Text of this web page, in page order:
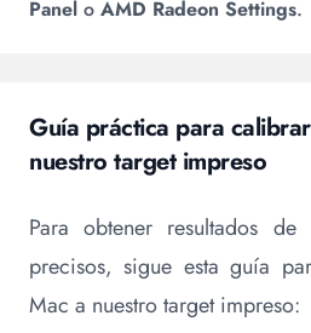
Panel o AMD Radeon Settings.
Guía práctica para
nuestro target impreso
Para obtener resultados
precisos, sigue esta guía
Mac a nuestro target impreso: